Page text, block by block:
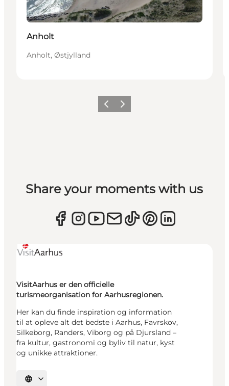
Anholt
Anholt, Østjylland
ForrigeNæste
Share your moments with us
VisitAarhus er den officielle
turismeorganisation for Aarhusregionen.
Her kan du finde inspiration og information
til at opleve alt det bedste i Aarhus, Favrskov,
Silkeborg, Randers, Viborg og på Djursland –
fra kultur, gastronomi og byliv til natur, kyst
og unikke attraktioner.
Vælg sprog